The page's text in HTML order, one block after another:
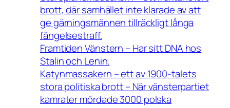
brott, där samhället inte klarade av att
ge gärningsmännen tillräckligt långa
fängelsestraff.
Framtiden Vänstern – Har sitt DNA hos
Stalin och Lenin.
Katynmassakern – ett av 1900-talets
stora politiska brott – När vänsterpartiet
kamrater mördade 3000 polska